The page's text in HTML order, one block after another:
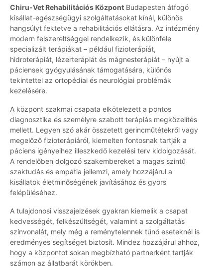
Chiru-Vet Rehabilitációs Központ Budapesten átfogó
kisállat-egészségügyi szolgáltatásokat kínál, különös
hangsúlyt fektetve a rehabilitációs ellátásra. Az intézmény
modern felszereltséggel rendelkezik, és különféle
specializált terápiákat – például fizioterápiát,
hidroterápiát, lézerterápiát és mágnesterápiát – nyújt a
páciensek gyógyulásának támogatására, különös
tekintettel az ortopédiai és neurológiai problémák
kezelésére.
A központ szakmai csapata elkötelezett a pontos
diagnosztika és személyre szabott terápiás megközelítés
mellett. Legyen szó akár összetett gerincműtétekről vagy
megelőző fizioterápiáról, kiemelten fontosnak tartják a
páciens igényeihez illeszkedő kezelési terv kidolgozását.
A rendelőben dolgozó szakembereket a magas szintű
szaktudás és empátia jellemzi, amely hozzájárul a
kisállatok életminőségének javításához és gyors
felépüléséhez.
A tulajdonosi visszajelzések gyakran kiemelik a csapat
kedvességét, felkészültségét, valamint a szolgáltatás
színvonalát, mely még a reménytelennek tűnő eseteknél is
eredményes segítséget biztosít. Mindez hozzájárul ahhoz,
hogy a központot sokan megbízható partnerként tartják
számon az állatbarát körökben.